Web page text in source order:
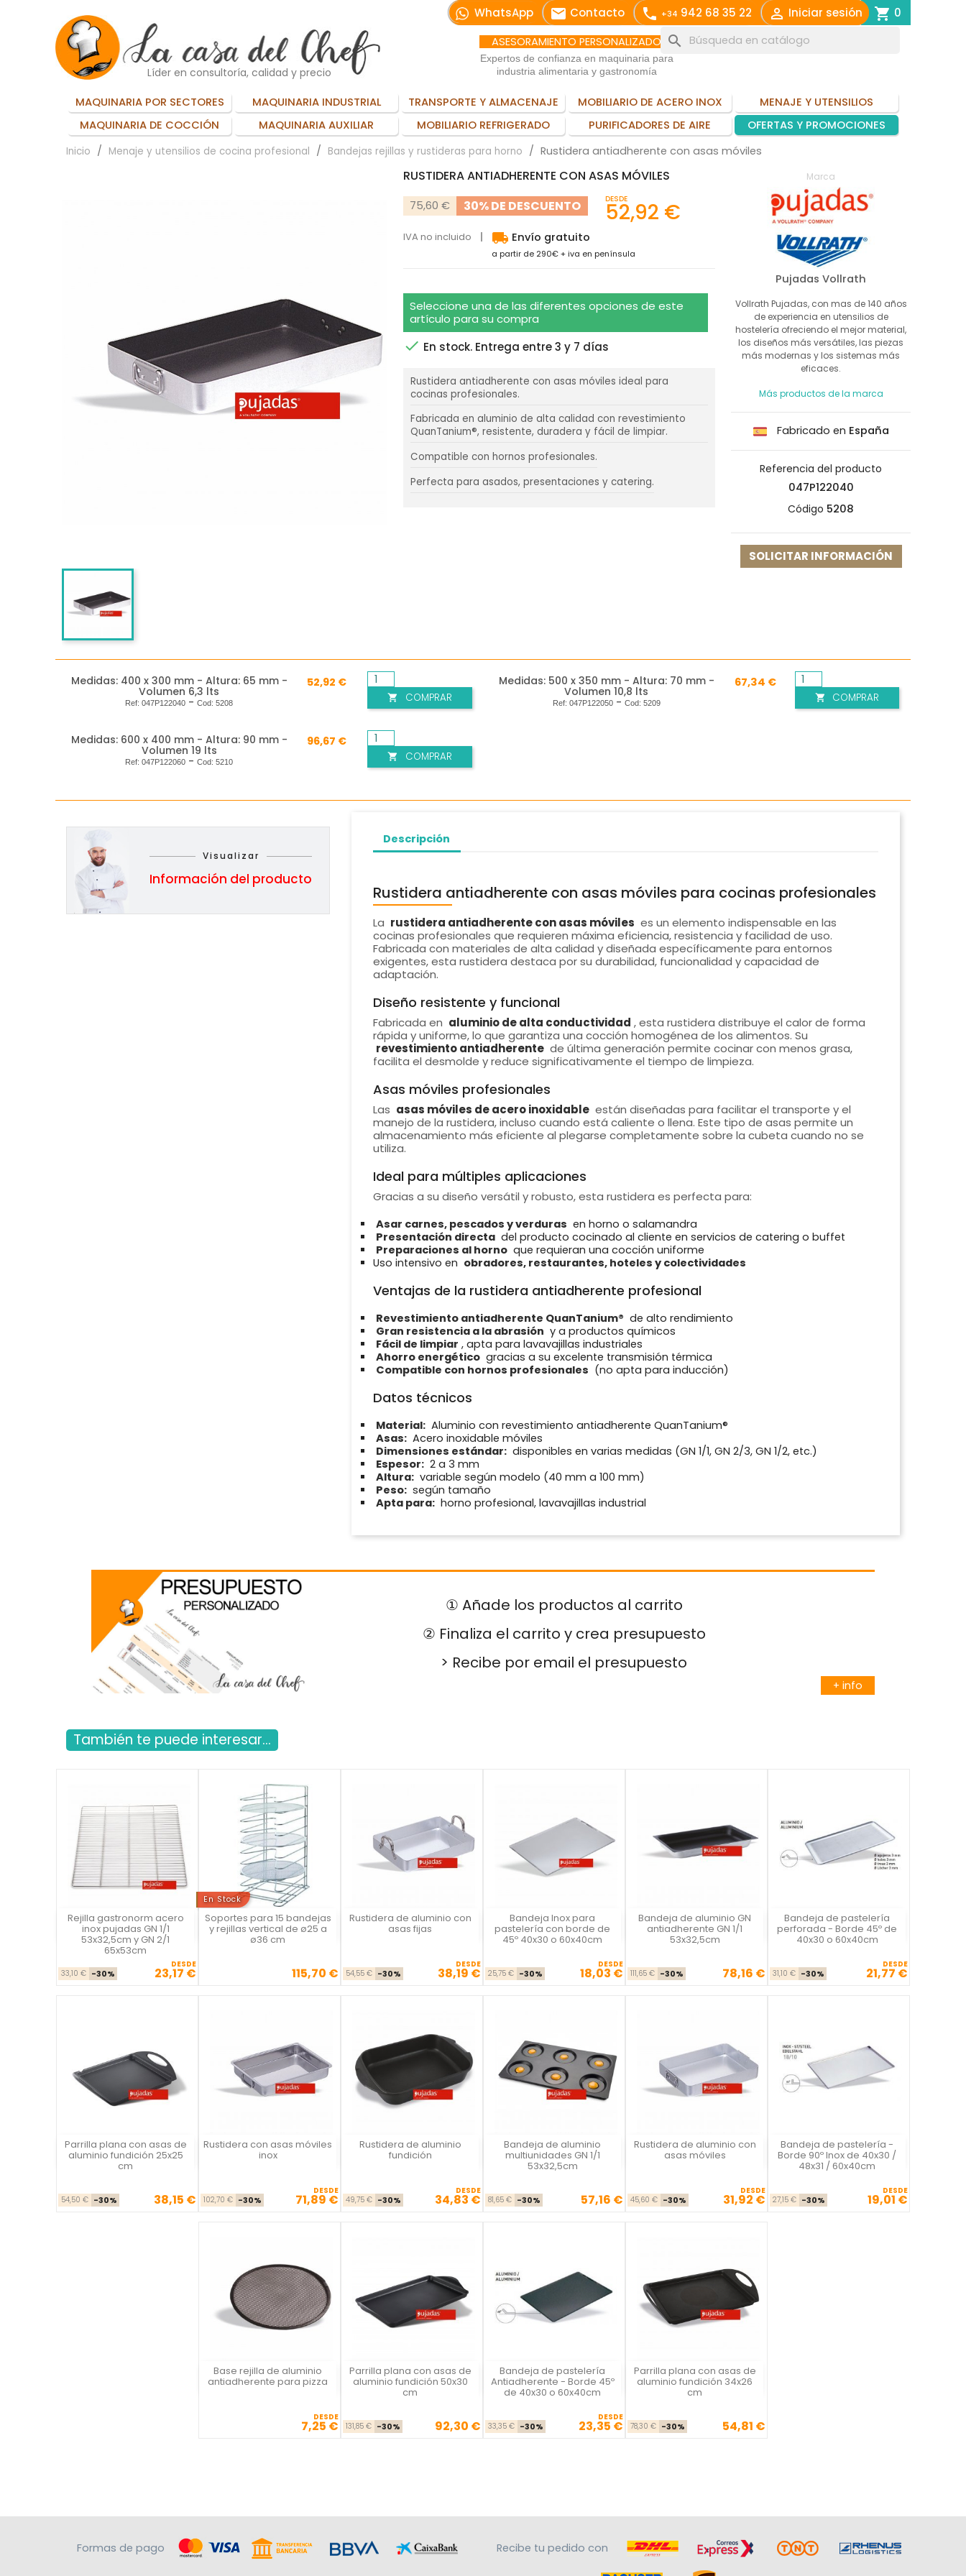
WhatsApp email Contacto call +34 942 68 35 22  Iniciar sesión shopping_cart 0
Líder en consultoría, calidad y precio
ASESORAMIENTO PERSONALIZADO
Expertos de confianza en maquinaria para
industria alimentaria y gastronomía
search
MAQUINARIA POR SECTORES MAQUINARIA INDUSTRIAL TRANSPORTE Y ALMACENAJE MOBILIARIO DE ACERO INOX
MENAJE Y UTENSILIOS
MAQUINARIA DE COCCIÓN
MAQUINARIA AUXILIAR MOBILIARIO REFRIGERADO PURIFICADORES DE AIRE OFERTAS Y PROMOCIONES
Inicio Menaje y utensilios de cocina profesional Bandejas rejillas y rustideras para horno Rustidera antiadherente con asas móviles
RUSTIDERA ANTIADHERENTE CON ASAS MÓVILES
75,60 € 30% DE DESCUENTO DESDE
52,92 €
IVA no incluido local_shipping Envío gratuito
a partir de 290€ + iva en península
Seleccione una de las diferentes opciones de este
artículo para su compra
 En stock. Entrega entre 3 y 7 días
Rustidera antiadherente con asas móviles ideal para
cocinas profesionales.
Fabricada en aluminio de alta calidad con revestimiento
QuanTanium®, resistente, duradera y fácil de limpiar.
Compatible con hornos profesionales.
Perfecta para asados, presentaciones y catering.
Marca
Pujadas Vollrath
Vollrath Pujadas, con mas de 140 años
de experiencia en utensilios de
hostelería ofreciendo el mejor material,
los diseños más versátiles, las piezas
más modernas y los sistemas más
eficaces.
Más productos de la marca
Fabricado en España
Referencia del producto
047P122040
Código 5208
SOLICITAR INFORMACIÓN
Medidas: 400 x 300 mm - Altura: 65 mm -
Volumen 6,3 lts
Ref: 047P122040 - Cod: 5208
52,92 €
 COMPRAR
Medidas: 500 x 350 mm - Altura: 70 mm -
Volumen 10,8 lts
Ref: 047P122050- Cod: 5209
67,34 €
 COMPRAR
Medidas: 600 x 400 mm - Altura: 90 mm -
Volumen 19 lts
Ref: 047P122060 - Cod: 5210
96,67 €
 COMPRAR
Visualizar
Información del producto
Descripción
Rustidera antiadherente con asas móviles para cocinas profesionales
La rustidera antiadherente con asas móviles es un elemento indispensable en las
cocinas profesionales que requieren máxima eficiencia, resistencia y facilidad de uso.
Fabricada con materiales de alta calidad y diseñada específicamente para entornos
exigentes, esta rustidera destaca por su durabilidad, funcionalidad y capacidad de
adaptación.
Diseño resistente y funcional
Fabricada en aluminio de alta conductividad , esta rustidera distribuye el calor de forma
rápida y uniforme, lo que garantiza una cocción homogénea de los alimentos. Su
revestimiento antiadherente de última generación permite cocinar con menos grasa,
facilita el desmolde y reduce significativamente el tiempo de limpieza.
Asas móviles profesionales
Las asas móviles de acero inoxidable están diseñadas para facilitar el transporte y el
manejo de la rustidera, incluso cuando está caliente o llena. Este tipo de asas permite un
almacenamiento más eficiente al plegarse completamente sobre la cubeta cuando no se
utiliza.
Ideal para múltiples aplicaciones
Gracias a su diseño versátil y robusto, esta rustidera es perfecta para:
Asar carnes, pescados y verduras en horno o salamandra
Presentación directa del producto cocinado al cliente en servicios de catering o buffet
Preparaciones al horno que requieran una cocción uniforme
Uso intensivo en obradores, restaurantes, hoteles y colectividades
Ventajas de la rustidera antiadherente profesional
Revestimiento antiadherente QuanTanium® de alto rendimiento
Gran resistencia a la abrasión y a productos químicos
Fácil de limpiar , apta para lavavajillas industriales
Ahorro energético gracias a su excelente transmisión térmica
Compatible con hornos profesionales (no apta para inducción)
Datos técnicos
Material: Aluminio con revestimiento antiadherente QuanTanium®
Asas: Acero inoxidable móviles
Dimensiones estándar: disponibles en varias medidas (GN 1/1, GN 2/3, GN 1/2, etc.)
Espesor: 2 a 3 mm
Altura: variable según modelo (40 mm a 100 mm)
Peso: según tamaño
Apta para: horno profesional, lavavajillas industrial
① Añade los productos al carrito
② Finaliza el carrito y crea presupuesto
> Recibe por email el presupuesto
+ info
También te puede interesar...
Rejilla gastronorm acero
inox pujadas GN 1/1
53x32,5cm y GN 2/1
65x53cm
Precio base
33,10 € -30% Precio
DESDE
23,17 €

Vista rápida
En Stock
Soportes para 15 bandejas
y rejillas vertical de ø25 a
ø36 cm
Precio115,70 €

Vista rápida Rustidera de aluminio con
asas fijas
Precio base
54,55 € -30% Precio
DESDE
38,19 €

Vista rápida Bandeja Inox para
pastelería con borde de
45º 40x30 o 60x40cm
Precio base
25,75 € -30% Precio
DESDE
18,03 €

Vista rápida Bandeja de aluminio GN
antiadherente GN 1/1
53x32,5cm
Precio base
111,65 € -30% Precio
78,16 €

Vista rápida Bandeja de pastelería
perforada - Borde 45º de
40x30 o 60x40cm
Precio base
31,10 € -30% Precio
DESDE
21,77 €

Vista rápida
Parrilla plana con asas de
aluminio fundición 25x25
cm
Precio base
54,50 € -30% Precio
38,15 €

Vista rápida Rustidera con asas móviles
inox
Precio base
102,70 € -30% Precio
DESDE
71,89 €

Vista rápida Rustidera de aluminio
fundición
Precio base
49,75 € -30% Precio
DESDE
34,83 €
Vista rápida Bandeja de aluminio
multiunidades GN 1/1
53x32,5cm
Precio base
81,65 € -30% Precio
57,16 €
Vista rápida Rustidera de aluminio con
asas móviles
Precio base
45,60 € -30% Precio
DESDE
31,92 €

Vista rápida Bandeja de pastelería -
Borde 90º Inox de 40x30 /
48x31 / 60x40cm
Precio base
27,15 € -30% Precio
DESDE
19,01 €

Vista rápida
Base rejilla de aluminio
antiadherente para pizza
Precio
DESDE
7,25 €

Vista rápida Parrilla plana con asas de
aluminio fundición 50x30
cm
Precio base
131,85 € -30% Precio
92,30 €

Vista rápida Bandeja de pastelería
Antiadherente - Borde 45º
de 40x30 o 60x40cm
Precio base
33,35 € -30% Precio
DESDE
23,35 €

Vista rápida Parrilla plana con asas de
aluminio fundición 34x26
cm
Precio base
78,30 € -30% Precio
54,81 €

Vista rápida
Formas de pago Recibe tu pedido con